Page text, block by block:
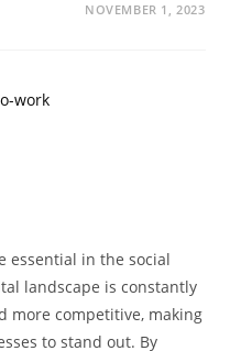
NOVEMBER 1, 2023
essential in the social
landscape is constantly
more competitive, making
to stand out. By